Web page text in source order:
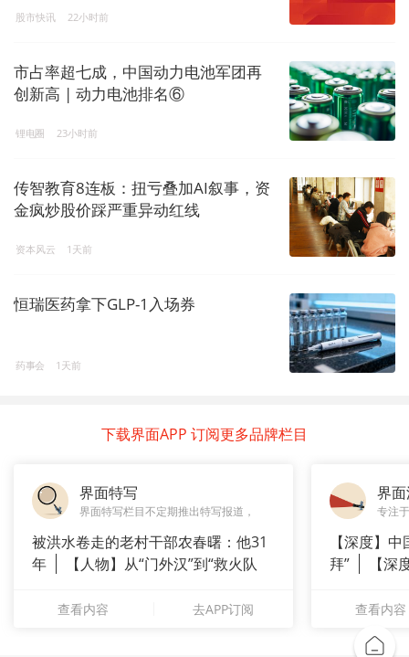
股市快讯 22小时前
市占率超七成，中国动力电池军团再
创新高 | 动力电池排名⑥
锂电圈 23小时前
传智教育8连板：扭亏叠加AI叙事，资
金疯炒股价踩严重异动红线
资本风云 1天前
恒瑞医药拿下GLP-1入场券
药事会 1天前
下载界面APP 订阅更多品牌栏目
界面特写
界面特写栏目不定期推出特写报道，
被洪水卷走的老村干部农春曙：他31
年
【人物】从“门外汉”到“救火队
查看内容 去APP订阅
界
专注
【深度】
拜”
【
查看内容